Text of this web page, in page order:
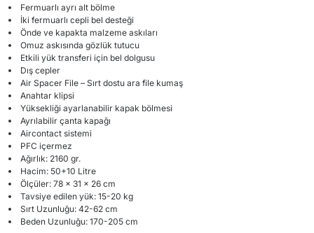
Fermuarlı ayrı alt bölme
İki fermuarlı cepli bel desteği
Önde ve kapakta malzeme askıları
Omuz askısında gözlük tutucu
Etkili yük transferi için bel dolgusu
Dış cepler
Air Spacer File – Sırt dostu ara file kumaş
Anahtar klipsi
Yüksekliği ayarlanabilir kapak bölmesi
Ayrılabilir çanta kapağı
Aircontact sistemi
PFC içermez
Ağırlık: 2160 gr.
Hacim: 50+10 Litre
Ölçüler: 78 x 31 x 26 cm
Tavsiye edilen yük: 15-20 kg
Sırt Uzunluğu: 42-62 cm
Beden Uzunluğu: 170-205 cm